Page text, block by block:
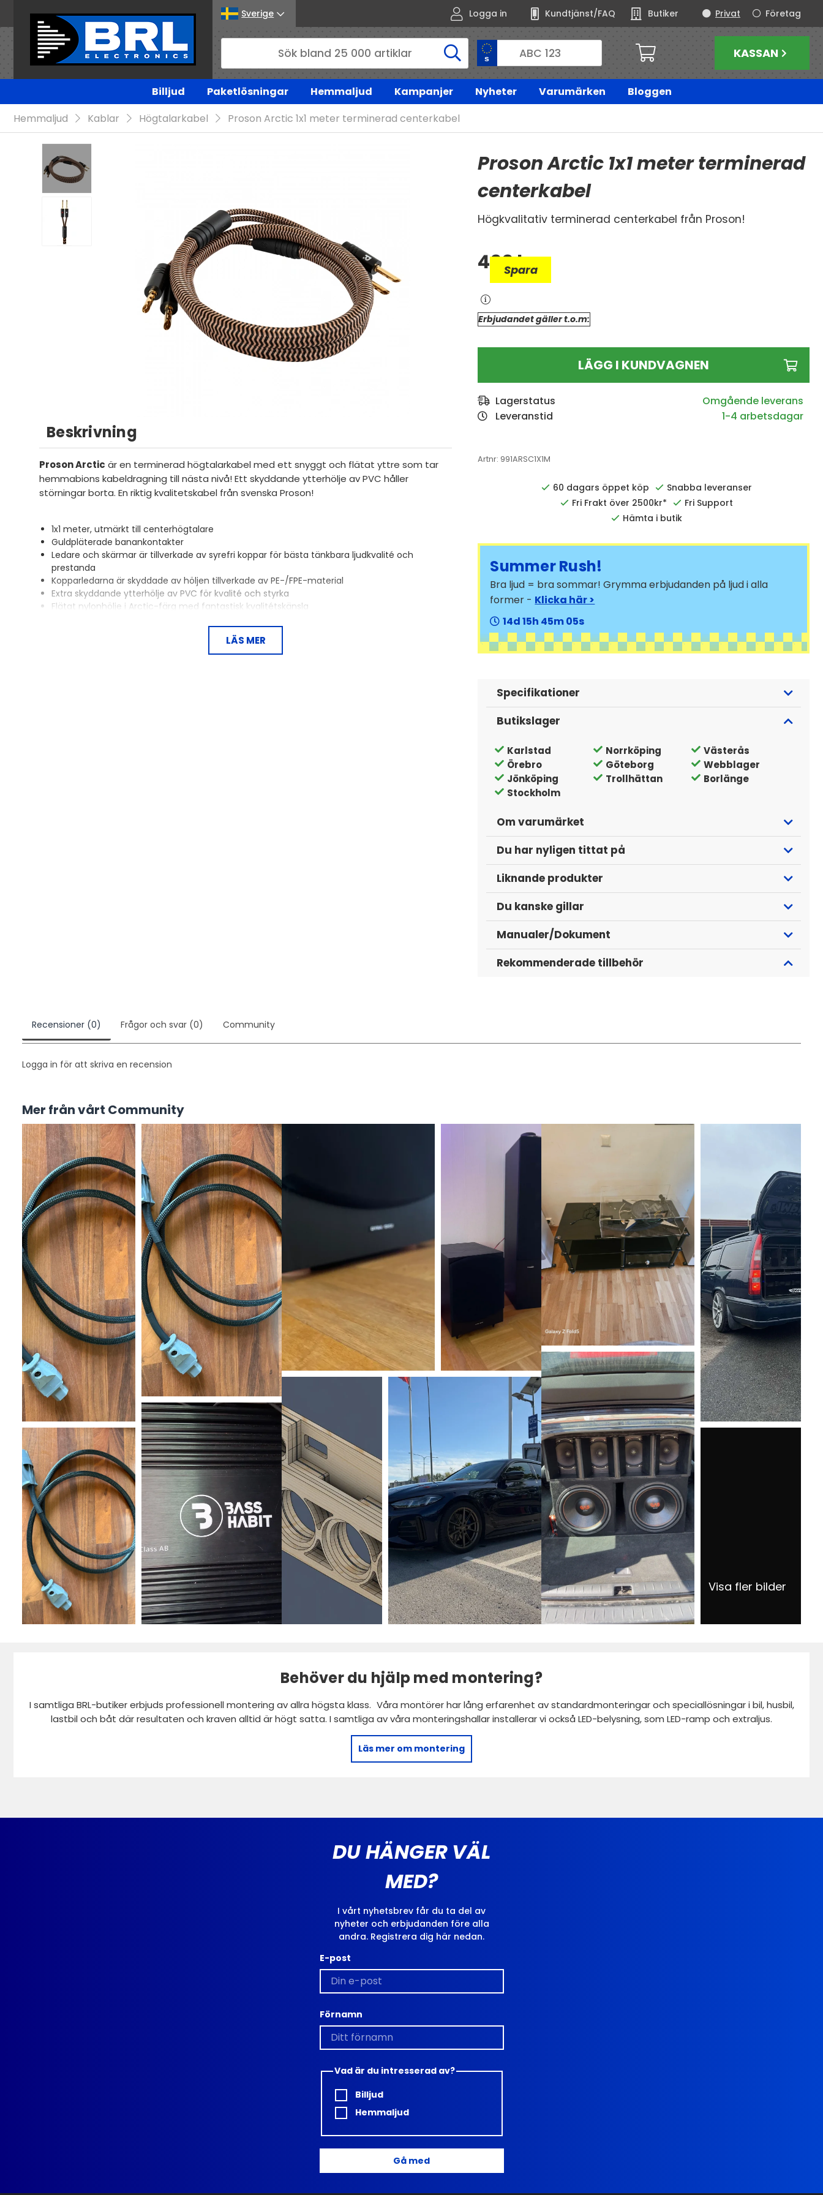
Sverige Logga in Kundtjänst/FAQ Butiker Företag
Privat
KASSAN
Billjud Paketlösningar Hemmaljud Kampanjer Nyheter Varumärken
Bloggen
Hemmaljud
Kablar Högtalarkabel Proson Arctic 1x1 meter terminerad centerkabel
Beskrivning
Proson Arctic är en terminerad högtalarkabel med ett snyggt och flätat yttre som tar
hemmabions kabeldragning till nästa nivå! Ett skyddande ytterhölje av PVC håller
störningar borta. En riktig kvalitetskabel från svenska Proson!
1x1 meter, utmärkt till centerhögtalare
Guldpläterade banankontakter
Ledare och skärmar är tillverkade av syrefri koppar för bästa tänkbara ljudkvalité och
prestanda
Kopparledarna är skyddade av höljen tillverkade av PE-/FPE-material
Extra skyddande ytterhölje av PVC för kvalité och styrka
Flätat nylonhölje i Arctic-färg med fantastisk kvalitétskänsla
Proson tillverkar kablar och tillbehör av högsta möjliga kvalité till ett plånboksvänligt pris.
LÄS MER
Proson Arctic 1x1 meter terminerad
centerkabel
Högkvalitativ terminerad centerkabel från Proson!
499kr
Spara
Erbjudandet gäller t.o.m:
LÄGG I KUNDVAGNEN
Lagerstatus
Leveranstid
1-4 arbetsdagar
Artnr: 991ARSC1X1M
60 dagars öppet köp
Snabba leveranser
Fri Frakt över 2500kr*
Fri Support
Hämta i butik
Summer Rush!
Bra ljud = bra sommar! Grymma erbjudanden på ljud i alla
former - Klicka här >
14
15 45 03
Specifikationer
Butikslager
Karlstad Norrköping
Västerås
Örebro
Göteborg
Webblager
Jönköping
Trollhättan
Borlänge
Stockholm
Om varumärket
Du har nyligen tittat på
Liknande produkter
Du kanske gillar
Manualer/Dokument
Rekommenderade tillbehör
Recensioner (0) Frågor och svar (0) Community
Logga in för att skriva en recension
Mer från vårt Community
Visa fler bilder
Behöver du hjälp med montering?
I samtliga BRL-butiker erbjuds professionell montering av allra högsta klass. Våra montörer har lång erfarenhet av standardmonteringar och speciallösningar i bil, husbil,
lastbil och båt där resultaten och kraven alltid är högt satta. I samtliga av våra monteringshallar installerar vi också LED-belysning, som LED-ramp och extraljus.
Läs mer om montering
DU HÄNGER VÄL
MED?
I vårt nyhetsbrev får du ta del av
nyheter och erbjudanden före alla
andra. Registrera dig här nedan.
E-post
Förnamn
Vad är du intresserad av?
Billjud
Hemmaljud
Gå med